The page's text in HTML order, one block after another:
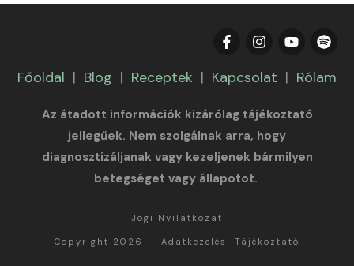
Főoldal | Blog | Receptek | Kapcsolat | Rólam
Az átadott információk kizárólag tájékoztató
jellegűek. Nem szolgálnak arra, hogy
diagnosztizáljanak vagy kezeljenek bármilyen
betegséget vagy állapotot.
Jogi Nyilatkozat
Copyright 2026 - Adatkezelési Tájékoztató